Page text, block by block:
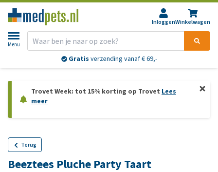
InloggenWinkelwagen
Menu
Gratis verzending vanaf € 69,-
Trovet Week: tot 15% korting op Trovet Lees
meer
Terug
Beeztees Pluche Party Taart